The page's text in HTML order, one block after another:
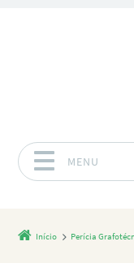
MENU
Início Perícia